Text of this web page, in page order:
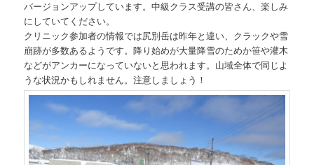
バージョンアップしています。中級クラス受講の皆さん、楽しみ
にしていてください。
クリニック参加者の情報では尻別岳は昨年と違い、クラックや雪
崩跡が多数あるようです。降り始めが大量降雪のためか笹や灌木
などがアンカーになっていないと思われます。山域全体で同じよ
うな状況かもしれません。注意しましょう！